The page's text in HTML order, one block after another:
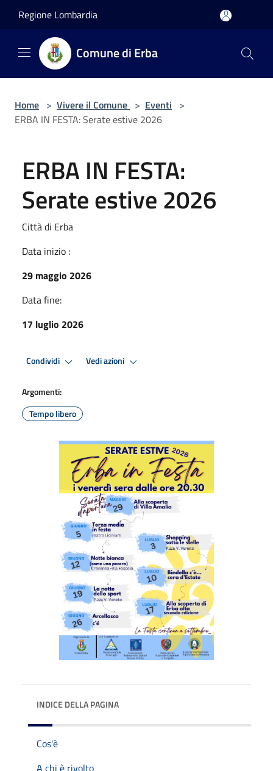
Regione Lombardia
Comune di Erba
Home > Vivere il Comune > Eventi >
ERBA IN FESTA: Serate estive 2026
ERBA IN FESTA:
Serate estive 2026
Città di Erba
Data inizio :
29 maggio 2026
Data fine:
17 luglio 2026
Condividi Vedi azioni
Argomenti:
Tempo libero
INDICE DELLA PAGINA
Cos'è
A chi è rivolto